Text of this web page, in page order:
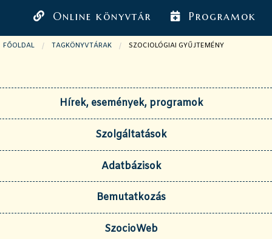
Online könyvtár Programok
FŐOLDAL TAGKÖNYVTÁRAK JELENLEGI OLDAL:
SZOCIOLÓGIAI GYŰJTEMÉNY
Hírek, események, programok
Szolgáltatások
Adatbázisok
Bemutatkozás
SzocioWeb